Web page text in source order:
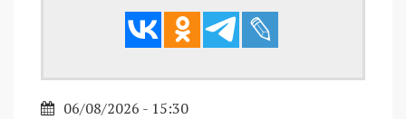
06/08/2026 - 15:30